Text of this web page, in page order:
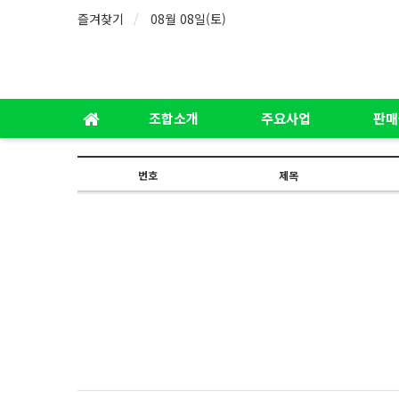
즐겨찾기 08월 08일(토)
조합소개 주요사업 판
번호 제목